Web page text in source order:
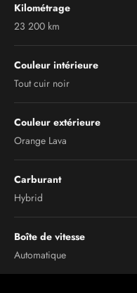
Kilométrage
23 200 km
Couleur intérieure
Tout cuir noir
Couleur extérieure
Orange Lava
Carburant
Hybrid
Boîte de vitesse
Automatique